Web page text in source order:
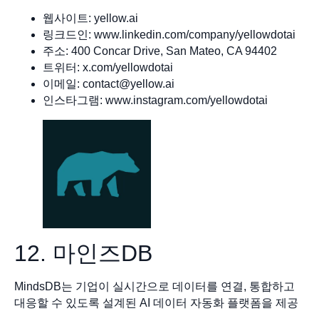
웹사이트: yellow.ai
링크드인: www.linkedin.com/company/yellowdotai
주소: 400 Concar Drive, San Mateo, CA 94402
트위터: x.com/yellowdotai
이메일: contact@yellow.ai
인스타그램: www.instagram.com/yellowdotai
12. 마인즈DB
MindsDB는 기업이 실시간으로 데이터를 연결, 통합하고
대응할 수 있도록 설계된 AI 데이터 자동화 플랫폼을 제공